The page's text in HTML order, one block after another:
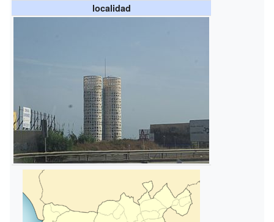
localidad